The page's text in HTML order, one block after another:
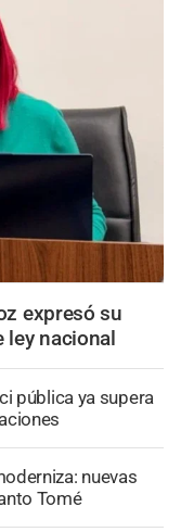
expresó su
ley nacional
pública ya supera
nuevas
Tomé